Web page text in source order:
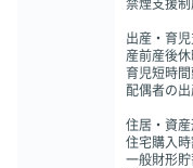
禁煙支援制
出産・育
産前産後
育児短時間
配偶者の
住居・資産
住宅購入
一般財形